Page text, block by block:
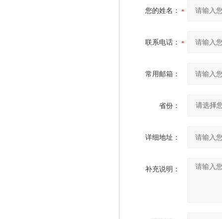
您的姓名：
联系电话：
常用邮箱：
省份：
详细地址：
补充说明：